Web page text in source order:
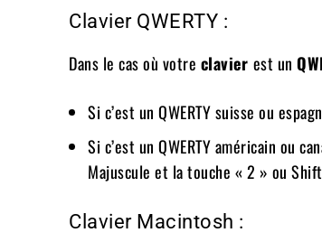
Clavier QWERTY :
Dans le cas où votre clavier est un
Si c’est un QWERTY suisse ou
Si c’est un QWERTY américain ou
Majuscule et la touche « 2 » ou
Clavier Macintosh :